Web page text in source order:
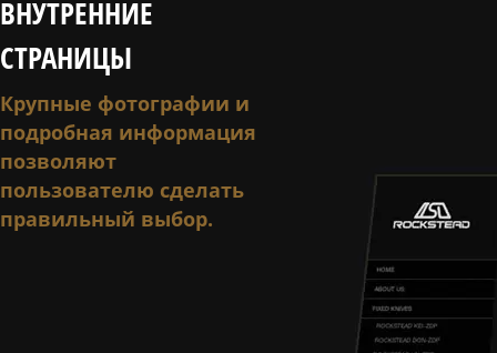
ВНУТРЕННИЕ
СТРАНИЦЫ
Крупные фотографии и
подробная информация
позволяют
пользователю сделать
правильный выбор.